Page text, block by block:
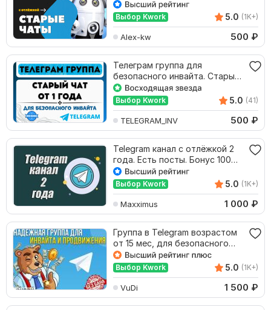
Выбор Kwork 5.0 (1K+)
Alex-kw 500 ₽
Телеграм группа для
безопасного инвайта. Старый
ТГ чат с отлежкой
Выбор Kwork 5.0 (41)
TELEGRAM_INV 500 ₽
Telegram канал с отлёжкой 2
года. Есть посты. Бонус 100
подписчиков
Выбор Kwork 5.0 (1K+)
Maxximus 1 000 ₽
Группа в Telegram возрастом
от 15 мес, для безопасного
инвайта и топа
Выбор Kwork 5.0 (1K+)
VuDi 1 500 ₽